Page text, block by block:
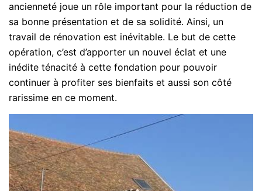
ancienneté joue un rôle important pour la réduction de
sa bonne présentation et de sa solidité. Ainsi, un
travail de rénovation est inévitable. Le but de cette
opération, c’est d’apporter un nouvel éclat et une
inédite ténacité à cette fondation pour pouvoir
continuer à profiter ses bienfaits et aussi son côté
rarissime en ce moment.